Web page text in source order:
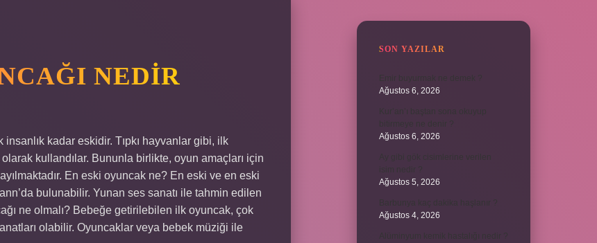
NEDIR
kadar eskidir. Tıpkı hayvanlar gibi, ilk
kullandılar. Bununla birlikte, oyun amaçları için
En eski oyuncak ne? En eski ve en eski
bulunabilir. Yunan ses sanatı ile tahmin edilen
ne olmalı? Bebeğe getirilebilen ilk oyuncak, çok
olabilir. Oyuncaklar veya bebek müziği ile
SON YAZILAR
Ağustos 6, 2026
Ağustos 6, 2026
Ağustos 5, 2026
Ağustos 4, 2026